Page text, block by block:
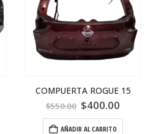
COMPUERTA ROGUE 15
$550.00 $400.00
AÑADIR AL CARRITO